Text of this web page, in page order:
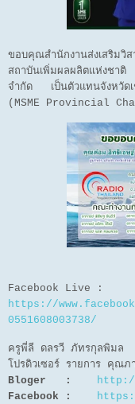
ขอบคุณสำนักงานส่งเสริม
สถาบันเพิ่มผลผลิตแห่งชา
จำกัด เป็นตัวแทนจังหวัดเ
(MSME Provincial
Facebook Live :
https://
0551608003738/
ครูพี่ลี ดลรวี ภัทรกุลพิมล
โปรดิวเซอร์ รายการ คุณ
Bloger :
http://
Facebook :